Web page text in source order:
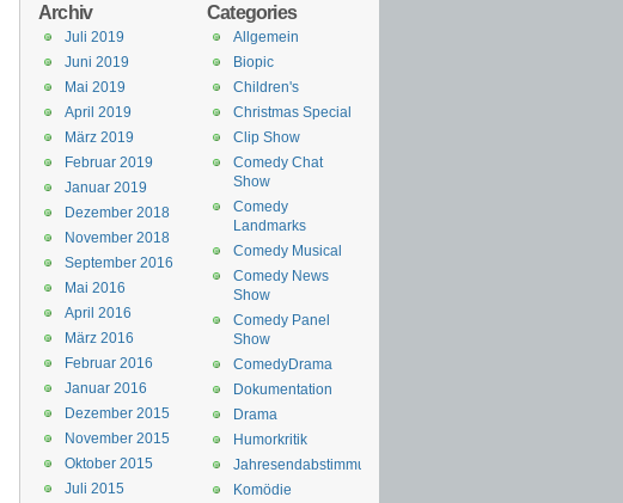
Categories
Allgemein
Biopic
Children's
Christmas Special
Clip Show
Comedy Chat
Show
Comedy
Landmarks
Comedy Musical
Comedy News
Show
Comedy Panel
Show
ComedyDrama
Dokumentation
Drama
Humorkritik
Jahresendabstimmung
Komödie
Archiv
Juli 2019
Juni 2019
Mai 2019
April 2019
März 2019
Februar 2019
Januar 2019
Dezember 2018
November 2018
September 2016
Mai 2016
April 2016
März 2016
Februar 2016
Januar 2016
Dezember 2015
November 2015
Oktober 2015
Juli 2015